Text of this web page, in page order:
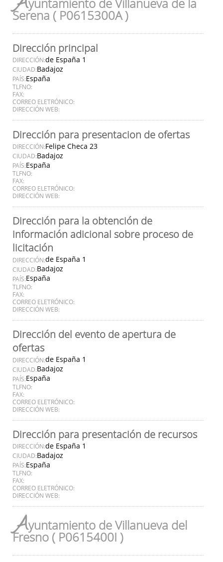
yuntamiento de Villanueva de la
Serena ( P0615300A )
Dirección principal
DIRECCIÓN:de España 1
CIUDAD:Badajoz
PAÍS:España
TLFNO:
FAX:
CORREO ELETRÓNICO:
DIRECCIÓN WEB:
Dirección para presentacion de ofertas
DIRECCIÓN:Felipe Checa 23
CIUDAD:Badajoz
PAÍS:España
TLFNO:
FAX:
CORREO ELETRÓNICO:
DIRECCIÓN WEB:
Dirección para la obtención de
información adicional sobre proceso de
licitación
DIRECCIÓN:de España 1
CIUDAD:Badajoz
PAÍS:España
TLFNO:
FAX:
CORREO ELETRÓNICO:
DIRECCIÓN WEB:
Dirección del evento de apertura de
ofertas
DIRECCIÓN:de España 1
CIUDAD:Badajoz
PAÍS:España
TLFNO:
FAX:
CORREO ELETRÓNICO:
DIRECCIÓN WEB:
Dirección para presentación de recursos
DIRECCIÓN:de España 1
CIUDAD:Badajoz
PAÍS:España
TLFNO:
FAX:
CORREO ELETRÓNICO:
DIRECCIÓN WEB:
Ayuntamiento de Villanueva del
Fresno ( P0615400I )